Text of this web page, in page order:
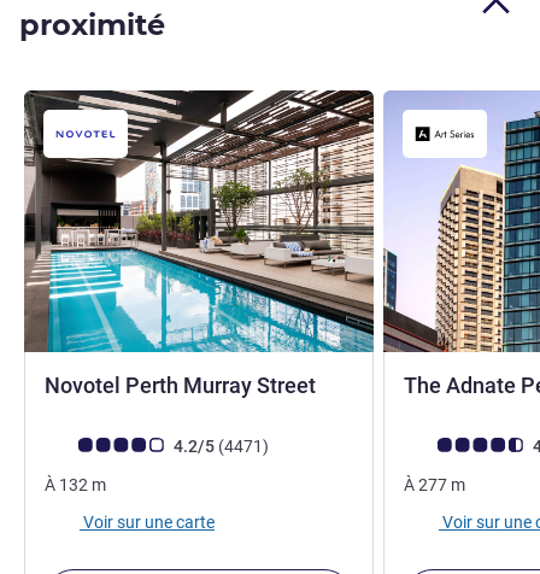
proximité
Novotel Perth Murray Street4,5 étoiles
Note Avis clients (Note ALL)
4.2/5 (4471avis
)
À 132 m
Voir sur une carte
The Adnate
Note Avis clients
À277 m
Voir sur une